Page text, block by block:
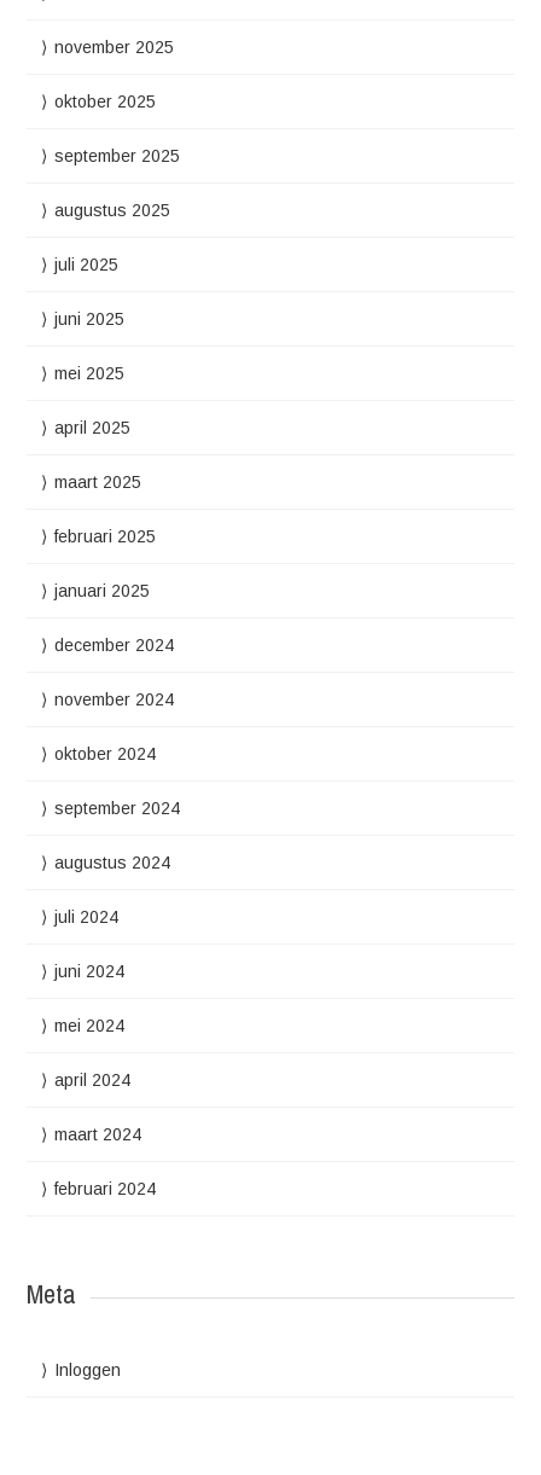
november 2025
oktober 2025
september 2025
augustus 2025
juli 2025
juni 2025
mei 2025
april 2025
maart 2025
februari 2025
januari 2025
december 2024
november 2024
oktober 2024
september 2024
augustus 2024
juli 2024
juni 2024
mei 2024
april 2024
maart 2024
februari 2024
Meta
Inloggen